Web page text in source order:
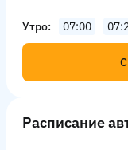
Утро 07:00
Расписание